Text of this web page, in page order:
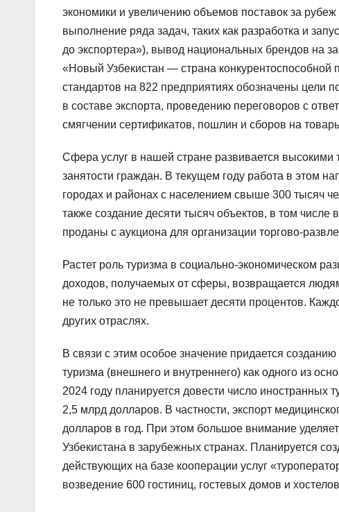
экономики и увеличению объемов поставок за
выполнение ряда задач, таких как разработка и
до экспортера»), вывод национальных брендов на
«Новый Узбекистан — страна
стандартов на 822 предприятиях обозначены цели
в составе экспорта, проведению переговоров с
смягчении сертификатов, пошлин и сборов на
Сфера услуг в нашей стране развивается
занятости граждан. В текущем году работа в этом
городах и районах с населением свыше 300 тысяч
также создание десяти тысяч объектов, в том
проданы с аукциона для организации торгово-
Растет роль туризма в социально-экономическом
доходов, получаемых от сферы, возвращается
не только это не превышает десяти процентов.
других отраслях.
В связи с этим особое значение придается
туризма (внешнего и внутреннего) как одного из
2024 году планируется довести число иностранных
2,5 млрд долларов. В частности, экспорт
долларов в год. При этом большое внимание
Узбекистана в зарубежных странах. Планируется
действующих на базе кооперации услуг
возведение 600 гостиниц, гостевых домов и